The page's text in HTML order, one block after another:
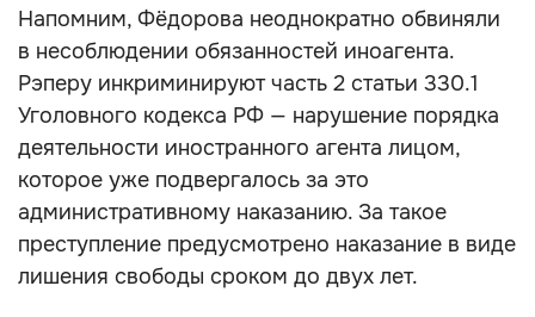
Напомним, Фёдорова неоднократно обвиняли
в несоблюдении обязанностей иноагента.
Рэперу инкриминируют часть 2 статьи 330.1
Уголовного кодекса РФ — нарушение порядка
деятельности иностранного агента лицом,
которое уже подвергалось за это
административному наказанию. За такое
преступление предусмотрено наказание в виде
лишения свободы сроком до двух лет.